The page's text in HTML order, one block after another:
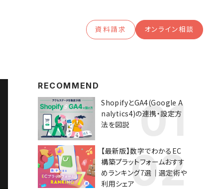
資料請求 オンライン相談
RECOMMEND
ShopifyとGA4(Google A
nalytics4)の連携・設定方
法を図説
【最新版】数字でわかるEC
構築プラットフォームおすす
めランキング7選｜選定術や
利用シェア